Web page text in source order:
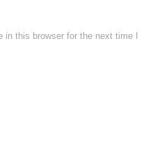
this browser for the next time I